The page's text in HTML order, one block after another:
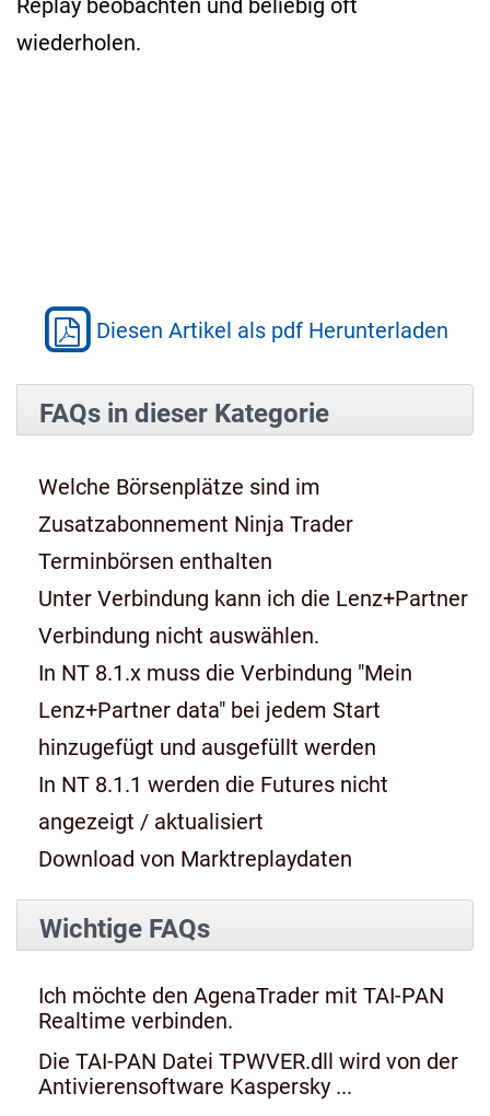
Replay beobachten und beliebig oft
wiederholen.
Diesen Artikel als pdf Herunterladen
FAQs in dieser Kategorie
Welche Börsenplätze sind im
Zusatzabonnement Ninja Trader
Terminbörsen enthalten
Unter Verbindung kann ich die Lenz+Partner
Verbindung nicht auswählen.
In NT 8.1.x muss die Verbindung "Mein
Lenz+Partner data" bei jedem Start
hinzugefügt und ausgefüllt werden
In NT 8.1.1 werden die Futures nicht
angezeigt / aktualisiert
Download von Marktreplaydaten
Wichtige FAQs
Ich möchte den AgenaTrader mit TAI-PAN
Realtime verbinden.
Die TAI-PAN Datei TPWVER.dll wird von der
Antivierensoftware Kaspersky ...